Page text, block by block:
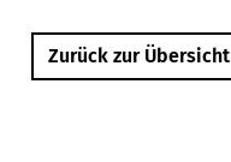
Zurück zur Übersicht